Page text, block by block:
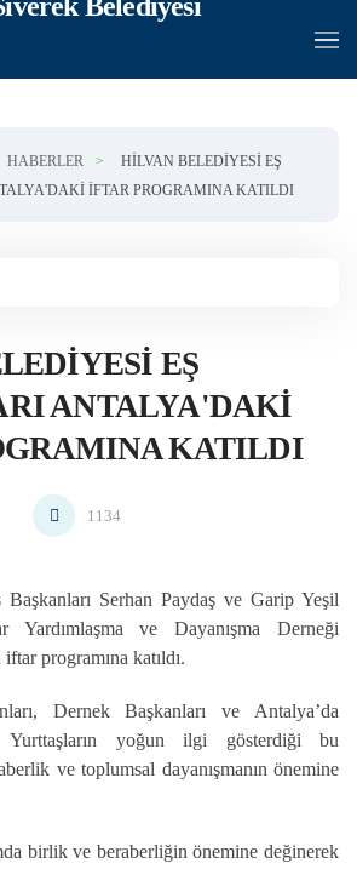
HABERLER
HILVAN BELEDIYESI EŞ
İFTAR PROGRAMINA KATILDI
EŞ
ANTALYA'DAKI
KATILDI
1134
Serhan Paydaş ve Garip Yeşil
Yardımlaşma ve Dayanışma Derneği
programına katıldı.
Dernek Başkanları ve Antalya’da
Yurttaşların yoğun ilgi gösterdiği bu
ve toplumsal dayanışmanın önemine
birlik ve beraberliğin önemine değinerek